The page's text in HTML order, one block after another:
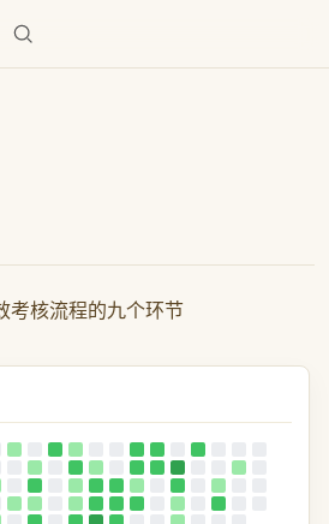
考核流程的九个环节